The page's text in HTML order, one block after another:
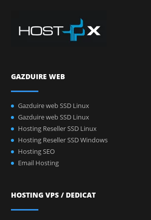
GAZDUIRE WEB
Gazduire web SSD Linux
Gazduire web SSD Linux
Hosting Reseller SSD Linux
Hosting Reseller SSD Windows
Hosting SEO
Email Hosting
HOSTING VPS / DEDICAT